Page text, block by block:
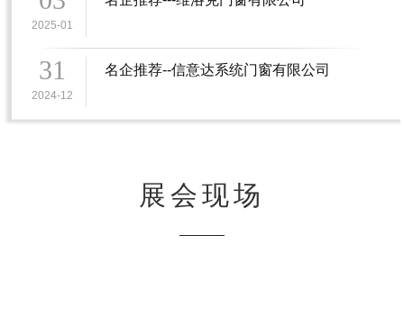
2025-01
31
2024-12
名企推荐--信意达系统门窗有限公司
展会现场